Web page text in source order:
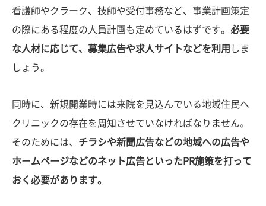
看護師やクラーク、技師や受付事務など、事業計画策定
の際にある程度の人員計画も定めているはずです。 必要
な人材に応じて、募集広告や求人サイトなどを利用 しま
しょう。
同時に、新規開業時には来院を見込んでいる地域住民へ
クリニックの存在を周知させていなければなりません。
そのためには、 チラシや新聞広告などの地域への広告や
ホームページなどのネット広告といったPR施策を打って
おく必要があります。